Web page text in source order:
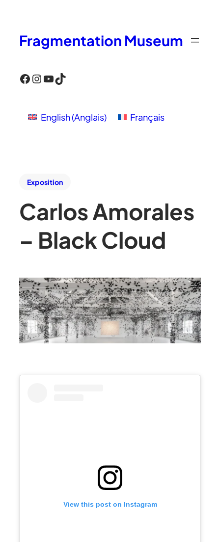
Fragmentation Museum
Facebook InstagramYouTube TikTok
English(Anglais) Français
Exposition
Carlos Amorales
– Black Cloud
View this post on Instagram